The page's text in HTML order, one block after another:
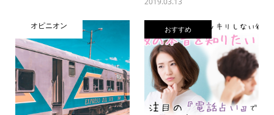
オピニオン おすすめ